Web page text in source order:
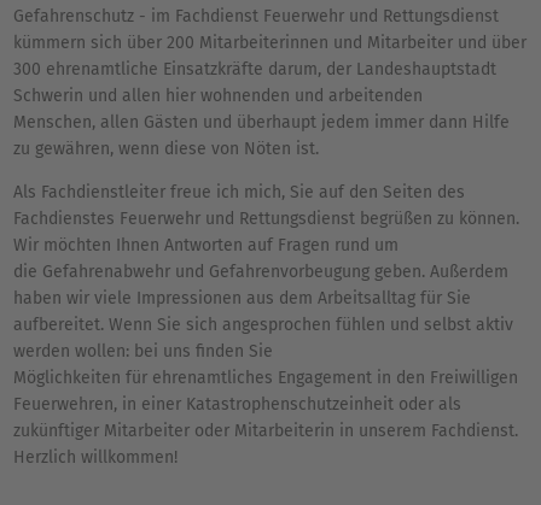
Gefahrenschutz - im Fachdienst Feuerwehr und Rettungsdienst
kümmern sich über 200 Mitarbeiterinnen und Mitarbeiter und über
300 ehrenamtliche Einsatzkräfte darum, der Landeshauptstadt
Schwerin und allen hier wohnenden und arbeitenden
Menschen, allen Gästen und überhaupt jedem immer dann Hilfe
zu gewähren, wenn diese von Nöten ist.
Als Fachdienstleiter freue ich mich, Sie auf den Seiten des
Fachdienstes Feuerwehr und Rettungsdienst begrüßen zu können.
Wir möchten Ihnen Antworten auf Fragen rund um
die Gefahrenabwehr und Gefahrenvorbeugung geben. Außerdem
haben wir viele Impressionen aus dem Arbeitsalltag für Sie
aufbereitet. Wenn Sie sich angesprochen fühlen und selbst aktiv
werden wollen: bei uns finden Sie
Möglichkeiten für ehrenamtliches Engagement in den Freiwilligen
Feuerwehren, in einer Katastrophenschutzeinheit oder als
zukünftiger Mitarbeiter oder Mitarbeiterin in unserem Fachdienst.
Herzlich willkommen!